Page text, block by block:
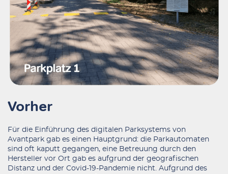
Vorher
Für die Einführung des digitalen Parksystems von
Avantpark gab es einen Hauptgrund: die Parkautomaten
sind oft kaputt gegangen, eine Betreuung durch den
Hersteller vor Ort gab es aufgrund der geografischen
Distanz und der Covid-19-Pandemie nicht. Aufgrund des